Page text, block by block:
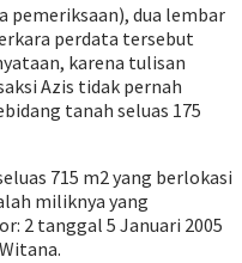
pemeriksaan), dua lembar
perdata tersebut
karena tulisan
Azis tidak pernah
tanah seluas 175
715 m2 yang berlokasi
miliknya yang
2 tanggal 5 Januari 2005